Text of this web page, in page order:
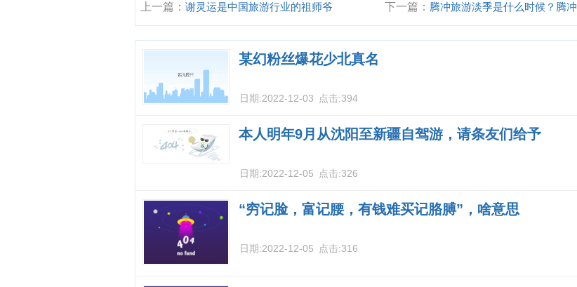
上一篇： 谢灵运是中国旅游行业的祖师爷
吗？
下一篇： 腾冲旅游淡季是什么时候？腾冲
住宿哪里好？
某幻粉丝爆花少北真名
日期:2022-12-03 点击:394
本人明年9月从沈阳至新疆自驾游，请条友们给予
日期:2022-12-05 点击:326
“穷记脸，富记腰，有钱难买记胳膊”，啥意思
日期:2022-12-05 点击:316